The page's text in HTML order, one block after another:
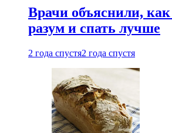
Врачи объяснили,
разум и спать лучше
2 года спустя2 года спустя